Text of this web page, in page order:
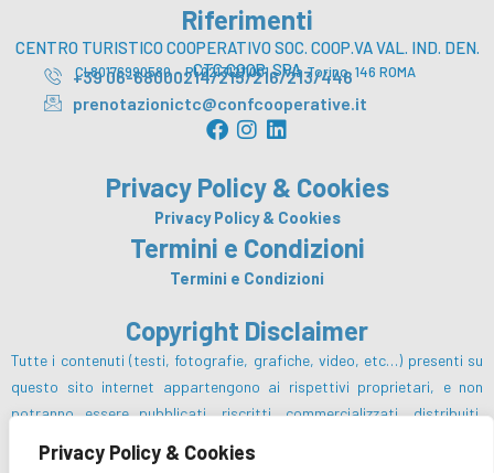
Privacy Policy & Cookies
Riferimenti
CENTRO TURISTICO COOPERATIVO SOC. COOP.VA VAL. IND. DEN.
CTC COOP. SPA
CI 80176990580 – PI 02131211001 – Via Torino, 146 ROMA
+39 06-68000214/215/216/213/446
prenotazionictc@confcooperative.it
F
a
e
b
o
o
k
I
t
a
g
r
a
L
k
e
d
i
n
Privacy Policy & Cookies
Privacy Policy & Cookies
Termini e Condizioni
Termini e Condizioni
Copyright Disclaimer
Tutte i contenuti (testi, fotografie, grafiche, video, etc…) presenti su
questo sito internet appartengono ai rispettivi proprietari, e non
potranno essere pubblicati, riscritti, commercializzati, distribuiti,
alcun modo e sotto qualsiasi forma salvo preventiva autorizzazione da